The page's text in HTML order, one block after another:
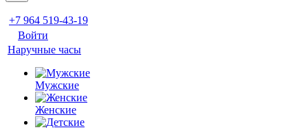
+7 964 519-43-19
Войти
Наручные часы
Мужские
Женские